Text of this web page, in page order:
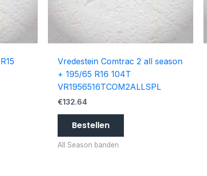
Vredestein Comtrac 2 all season
+ 195/65 R16 104T
VR1956516TCOM2ALLSPL
€132.64
Bestellen
All Season banden